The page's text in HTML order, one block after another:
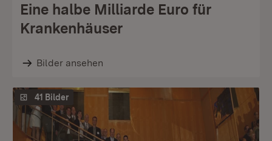
Eine halbe Milliarde Euro für
Krankenhäuser
Bilder ansehen
41 Bilder